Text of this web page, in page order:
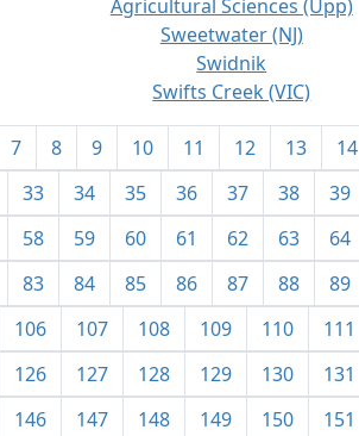
Agricultural Sciences (Upp)
Sweetwater (NJ)
Swidnik
Swifts Creek (VIC)
7 8 9 10 11 12 13 14
33 34 35 36 37 38 39
58 59 60 61 62 63 64
83 84 85 86 87 88 89
106 107 108 109 110 111
126 127 128 129 130 131
146 147 148 149 150 151